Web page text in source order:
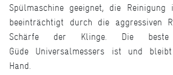
Spülmaschine geeignet, die
beeinträchtigt durch die aggressiven
Schärfe der Klinge. Die beste
Güde Universalmessers ist und
Hand.